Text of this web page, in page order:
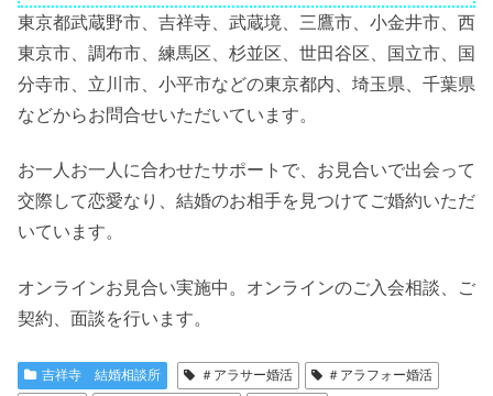
東京都武蔵野市、吉祥寺、武蔵境、三鷹市、小金井市、西
東京市、調布市、練馬区、杉並区、世田谷区、国立市、国
分寺市、立川市、小平市などの東京都内、埼玉県、千葉県
などからお問合せいただいています。
お一人お一人に合わせたサポートで、お見合いで出会って
交際して恋愛なり、結婚のお相手を見つけてご婚約いただ
いています。
オンラインお見合い実施中。オンラインのご入会相談、ご
契約、面談を行います。
吉祥寺 結婚相談所 ＃アラサー婚活
＃アラフォー婚活